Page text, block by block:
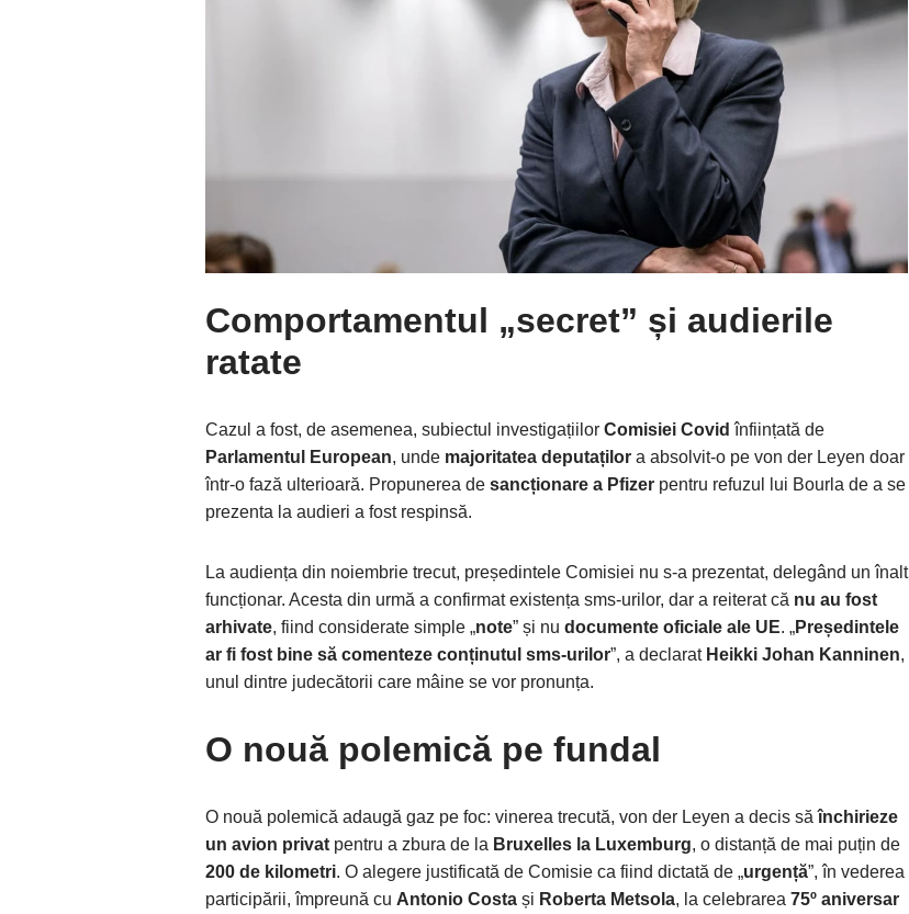
Comportamentul „secret” și audierile
ratate
Cazul a fost, de asemenea, subiectul investigațiilor Comisiei Covid înființată de
Parlamentul European, unde majoritatea deputaților a absolvit-o pe von der Leyen doar
într-o fază ulterioară. Propunerea de sancționare a Pfizer pentru refuzul lui Bourla de a se
prezenta la audieri a fost respinsă.
La audiența din noiembrie trecut, președintele Comisiei nu s-a prezentat, delegând un înalt
funcționar. Acesta din urmă a confirmat existența sms-urilor, dar a reiterat că nu au fost
arhivate, fiind considerate simple „note” și nu documente oficiale ale UE. „Președintele
ar fi fost bine să comenteze conținutul sms-urilor”, a declarat Heikki Johan Kanninen,
unul dintre judecătorii care mâine se vor pronunța.
O nouă polemică pe fundal
O nouă polemică adaugă gaz pe foc: vinerea trecută, von der Leyen a decis săînchirieze
un avion privat pentru a zbura de la Bruxelles la Luxemburg, o distanță de mai puțin de
200 de kilometri. O alegere justificată de Comisie ca fiind dictată de „urgență”, în vederea
participării, împreună cu Antonio Costa și Roberta Metsola, la celebrarea 75º aniversar